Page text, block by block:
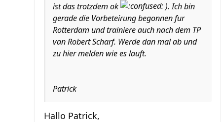
ist das trotzdem ok
). Ich bin
gerade die Vorbeteirung begonnen fur
Rotterdam und trainiere auch nach dem TP
van Robert Scharf. Werde dan mal ab und
zu hier melden wie es lauft.
Patrick
Hallo Patrick,